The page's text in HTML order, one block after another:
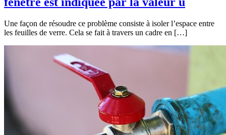
Une façon de résoudre ce problème consiste à isoler l’espace entre
les feuilles de verre. Cela se fait à travers un cadre en […]